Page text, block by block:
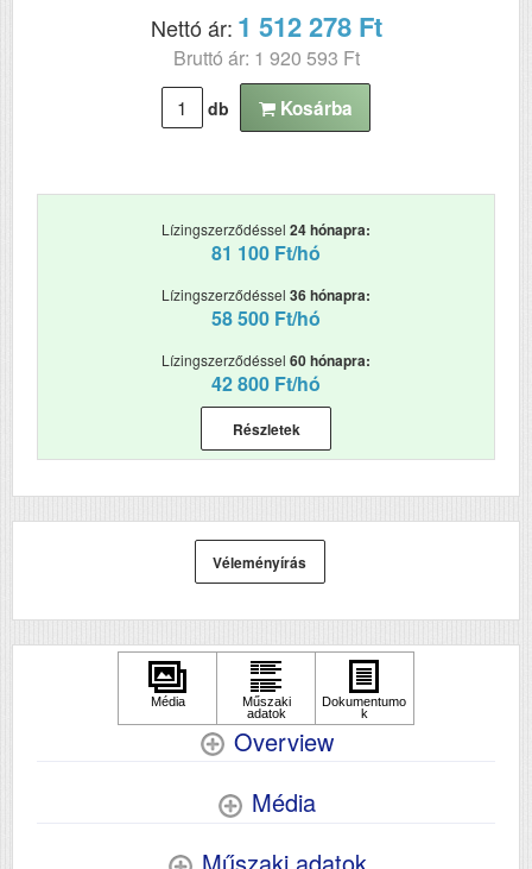
ADF (automatikus
lapolvasó)
Nem
DADF (automatikus
kétoldalas lapolvasás)
Nem
Felbontás (dpi)
2400 x 1200
Szkennelés
Nem
Méretek (ma x szé x mé
1365‎ x 499 x 975
Nettó ár: 1 512 278 Ft
Bruttó ár: 1 920 593 Ft
db Kosárba
Lízingszerződéssel 24 hónapra:
81 100 Ft/hó
Lízingszerződéssel 36 hónapra:
58 500 Ft/hó
Lízingszerződéssel 60 hónapra:
42 800 Ft/hó
Részletek
Véleményírás
Overview
Média